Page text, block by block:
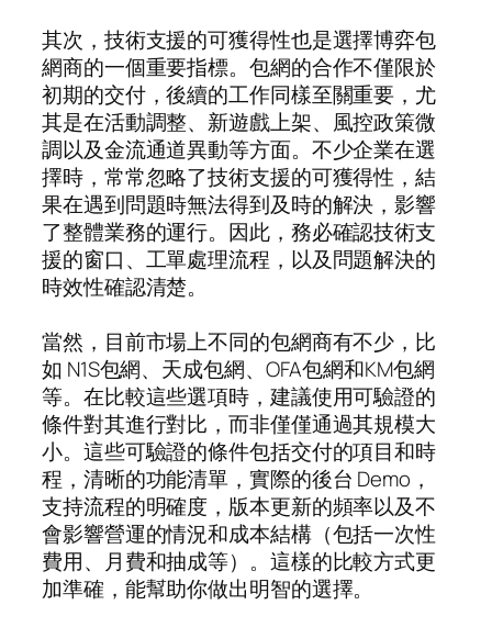
其次，技術支援的可獲得性也是選擇博弈包
網商的一個重要指標。包網的合作不僅限於
初期的交付，後續的工作同樣至關重要，尤
其是在活動調整、新遊戲上架、風控政策微
調以及金流通道異動等方面。不少企業在選
擇時，常常忽略了技術支援的可獲得性，結
果在遇到問題時無法得到及時的解決，影響
了整體業務的運行。因此，務必確認技術支
援的窗口、工單處理流程，以及問題解決的
時效性確認清楚。
當然，目前市場上不同的包網商有不少，比
如 N1S包網、天成包網、OFA包網和KM包網
等。在比較這些選項時，建議使用可驗證的
條件對其進行對比，而非僅僅通過其規模大
小。這些可驗證的條件包括交付的項目和時
程，清晰的功能清單，實際的後台 Demo，
支持流程的明確度，版本更新的頻率以及不
會影響營運的情況和成本結構（包括一次性
費用、月費和抽成等）。這樣的比較方式更
加準確，能幫助你做出明智的選擇。